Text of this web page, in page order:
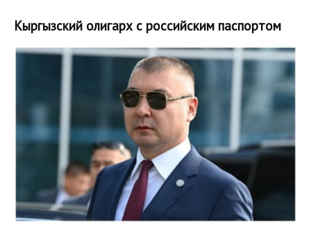
Кыргызский олигарх с российским паспортом